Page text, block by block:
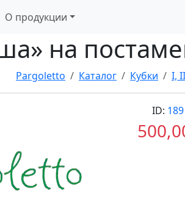
О продукции
на
Pargoletto Каталог Кубки I,
ID: 189